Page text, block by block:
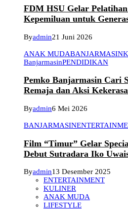
FDM HSU Gelar
Kepemiluan untuk
Byadmin21 Juni 2026
ANAK MUDABANJARMASIN
BanjarmasinPENDIDIKAN
Pemko Banjarmasin Cari
Remaja dan Aksi
Byadmin6 Mei 2026
BANJARMASIN
Film “Timur” Gelar
Debut Sutradara Iko
Byadmin13 Desember 2025
ENTERTAINMENT
KULINER
ANAK MUDA
LIFESTYLE